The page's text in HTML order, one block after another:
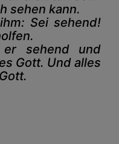
sehen kann.
Sei sehend!
sehend und
Gott. Und alles